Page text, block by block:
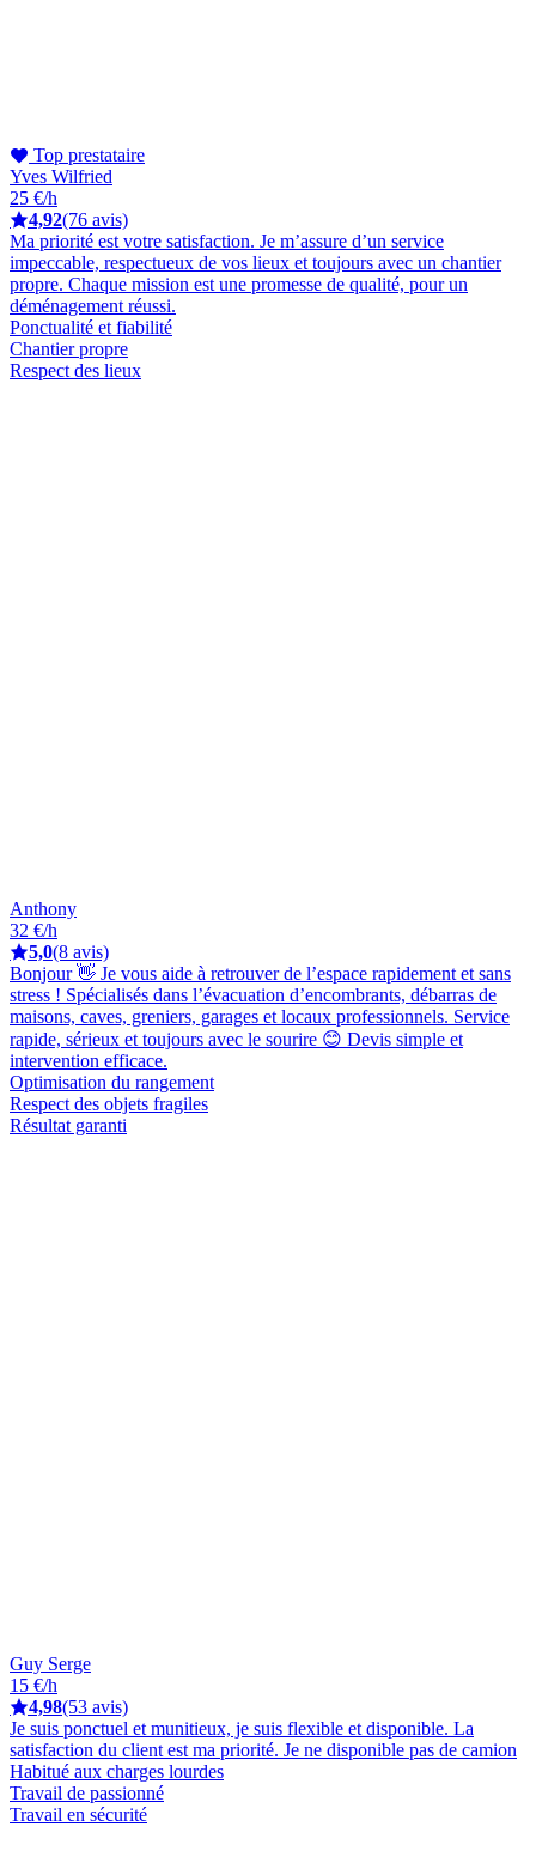
Top prestataire
Yves Wilfried
25 €/h
4,92(76 avis)
Ma priorité est votre satisfaction. Je m’assure d’un service
impeccable, respectueux de vos lieux et toujours avec un chantier
propre. Chaque mission est une promesse de qualité, pour un
déménagement réussi.
Ponctualité et fiabilité
Chantier propre
Respect des lieux
Anthony
32 €/h
5,0(8 avis)
Bonjour 👋 Je vous aide à retrouver de l’espace rapidement et sans
stress ! Spécialisés dans l’évacuation d’encombrants, débarras de
maisons, caves, greniers, garages et locaux professionnels. Service
rapide, sérieux et toujours avec le sourire 😊 Devis simple et
intervention efficace.
Optimisation du rangement
Respect des objets fragiles
Résultat garanti
Guy Serge
15 €/h
4,98(53 avis)
Je suis ponctuel et munitieux, je suis flexible et disponible. La
satisfaction du client est ma priorité. Je ne disponible pas de camion
Habitué aux charges lourdes
Travail de passionné
Travail en sécurité